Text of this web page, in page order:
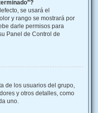
se usará el
y rango se mostrará por
darle permisos para
Panel de Control de
de los usuarios del grupo,
y otros detalles, como
uno.